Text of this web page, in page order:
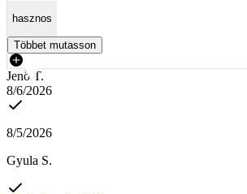
hasznos
Többet mutasson
Jenő T.
8/6/2026
8/5/2026
Gyula S.